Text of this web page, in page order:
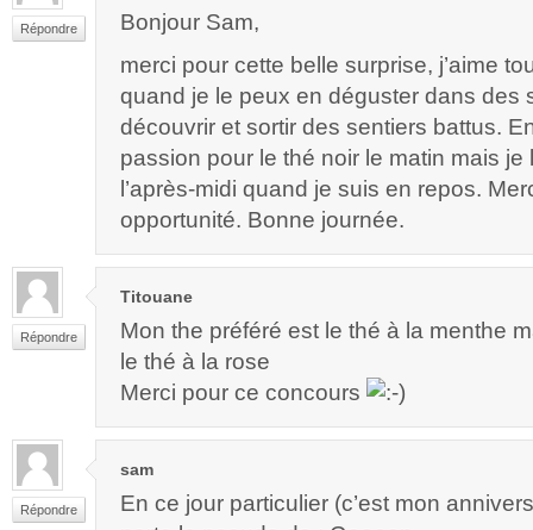
Répondre
Bonjour Sam,
merci pour cette belle surprise, j’aime
quand je le peux en déguster dans des
découvrir et sortir des sentiers battus.
passion pour le thé noir le matin mais je
l’après-midi quand je suis en repos.
opportunité. Bonne journée.
Répondre
Titouane
Mon the préféré est le thé à la menthe
le thé à la rose
Merci pour ce concours
Répondre
sam
En ce jour particulier (c’est mon